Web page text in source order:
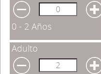
0 - 2 Años
Adulto